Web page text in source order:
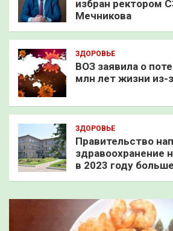
избран ректором
Мечникова
ЗДОРОВЬЕ
ВОЗ заявила о
млн лет жизни из-
ЗДОРОВЬЕ
Правительство
здравоохранение
в 2023 году